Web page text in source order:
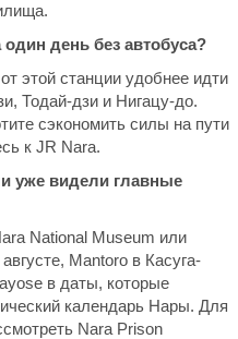
день без автобуса?
этой станции удобнее идти
Тодай-дзи и Нигацу-до.
сэкономить силы на пути
к JR Nara.
уже видели главные
National Museum или
Mantoro в Касуга-
в даты, которые
календарь Нары. Для
Nara Prison